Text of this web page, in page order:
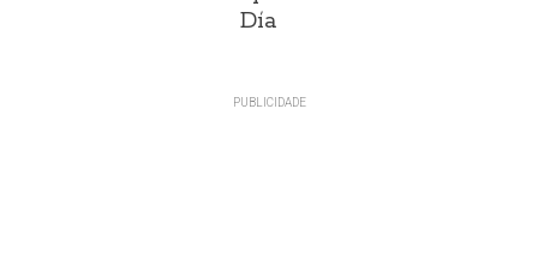
Día